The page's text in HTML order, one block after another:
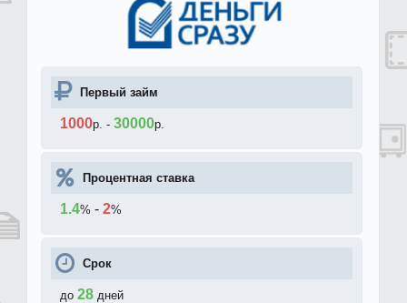
Первый займ
1000р. - 30000р.
Процентная ставка
1.4% - 2%
Срок
до 28 дней